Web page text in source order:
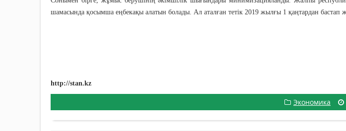
шамасында қосымша еңбекақы алатын болады. Ал аталған тетік 2019 жылғы 1 қаңтардан бастап
http://stan.kz
Экономика